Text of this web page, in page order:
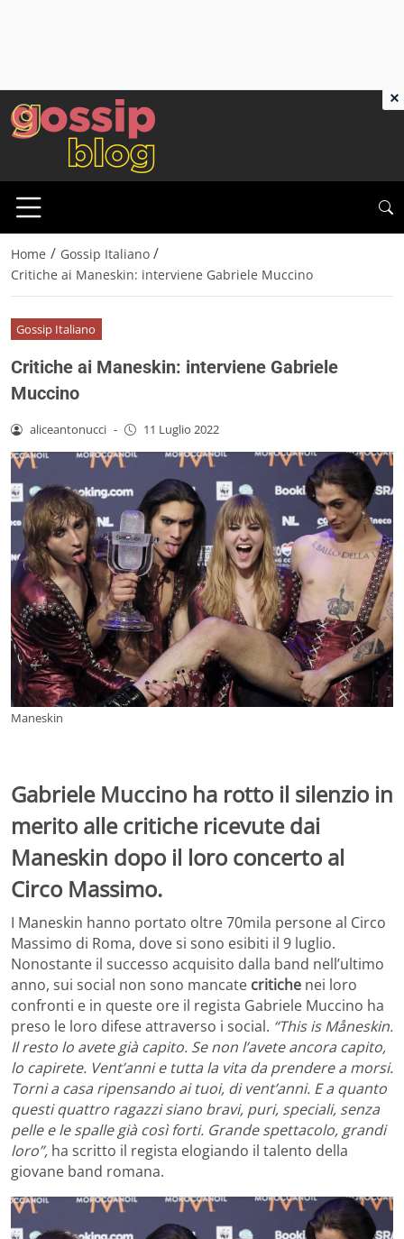
Home / Gossip Italiano /
Critiche ai Maneskin: interviene Gabriele Muccino
Gossip Italiano
Critiche ai Maneskin: interviene Gabriele
Muccino
aliceantonucci - 11 Luglio 2022
Maneskin
Gabriele Muccino ha rotto il silenzio in
merito alle critiche ricevute dai
Maneskin dopo il loro concerto al
Circo Massimo.
I Maneskin hanno portato oltre 70mila persone al Circo
Massimo di Roma, dove si sono esibiti il 9 luglio.
Nonostante il successo acquisito dalla band nell’ultimo
anno, sui social non sono mancate critiche nei loro
confronti e in queste ore il regista Gabriele Muccino ha
preso le loro difese attraverso i social. “This is Måneskin.
Il resto lo avete già capito. Se non l’avete ancora capito,
lo capirete. Vent’anni e tutta la vita da prendere a morsi.
Torni a casa ripensando ai tuoi, di vent’anni. E a quanto
questi quattro ragazzi siano bravi, puri, speciali, senza
pelle e le spalle già così forti. Grande spettacolo, grandi
loro”, ha scritto il regista elogiando il talento della
giovane band romana.
×